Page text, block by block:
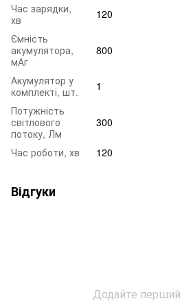
Час зарядки,
хв
120
Ємність
акумулятора,
мАг
800
Акумулятор у
комплекті, шт.
1
Потужність
світлового
потоку, Лм
300
Час роботи, хв 120
Відгуки
Додайте перший